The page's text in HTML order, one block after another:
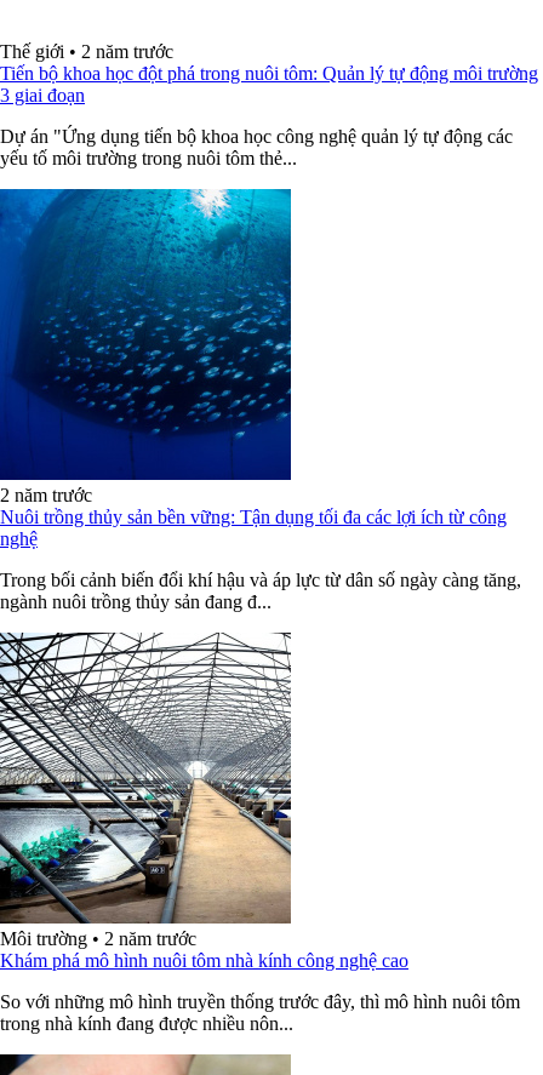
Thế giới • 2 năm trước
Tiến bộ khoa học đột phá trong nuôi tôm: Quản lý tự động môi trường
3 giai đoạn
Dự án "Ứng dụng tiến bộ khoa học công nghệ quản lý tự động các
yếu tố môi trường trong nuôi tôm thẻ...
2 năm trước
Nuôi trồng thủy sản bền vững: Tận dụng tối đa các lợi ích từ công
nghệ
Trong bối cảnh biến đổi khí hậu và áp lực từ dân số ngày càng tăng,
ngành nuôi trồng thủy sản đang đ...
Môi trường • 2 năm trước
Khám phá mô hình nuôi tôm nhà kính công nghệ cao
So với những mô hình truyền thống trước đây, thì mô hình nuôi tôm
trong nhà kính đang được nhiều nôn...